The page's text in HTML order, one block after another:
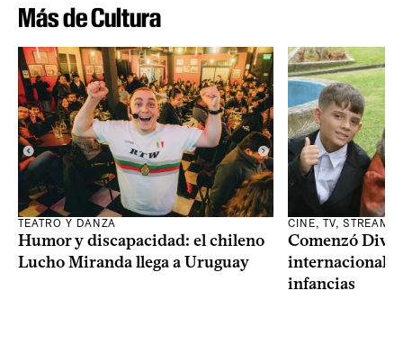
Más de Cultura
TEATRO Y DANZA
Humor y discapacidad: el chileno
Lucho Miranda llega a Uruguay
CINE, TV,
Comenzó
internacional
infancias